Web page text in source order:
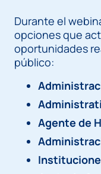
Durante el
opciones que
oportunidades
público:
Agente de